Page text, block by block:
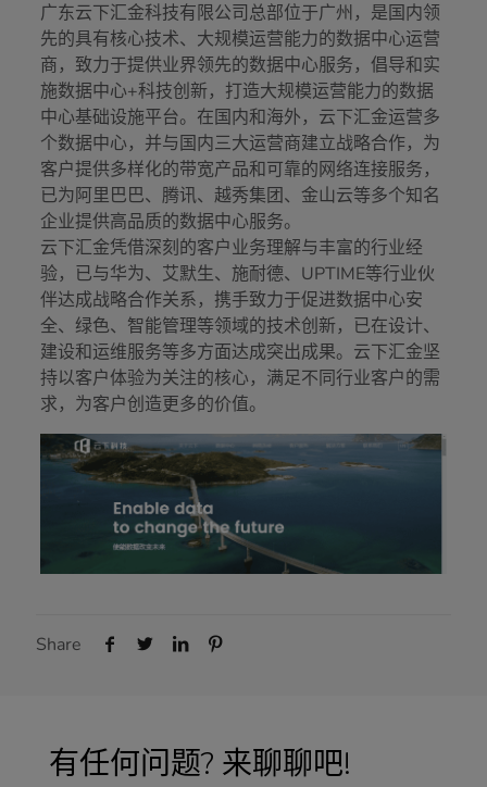
广东云下汇金科技有限公司总部位于广州，是国内领
先的具有核心技术、大规模运营能力的数据中心运营
商，致力于提供业界领先的数据中心服务，倡导和实
施数据中心+科技创新，打造大规模运营能力的数据
中心基础设施平台。在国内和海外，云下汇金运营多
个数据中心，并与国内三大运营商建立战略合作，为
客户提供多样化的带宽产品和可靠的网络连接服务，
已为阿里巴巴、腾讯、越秀集团、金山云等多个知名
企业提供高品质的数据中心服务。
云下汇金凭借深刻的客户业务理解与丰富的行业经
验，已与华为、艾默生、施耐德、UPTIME等行业伙
伴达成战略合作关系，携手致力于促进数据中心安
全、绿色、智能管理等领域的技术创新，已在设计、
建设和运维服务等多方面达成突出成果。云下汇金坚
持以客户体验为关注的核心，满足不同行业客户的需
求，为客户创造更多的价值。
Share
有任何问题? 来聊聊吧!